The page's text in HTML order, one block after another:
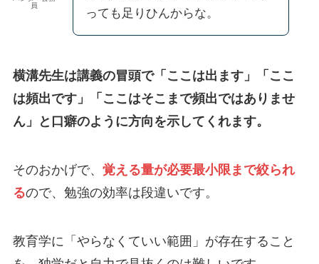
員
っても足りひんからな。
横溝先生は講義の冒頭で「ここは出ます」「ここ
は頻出です」「ここはそこまで頻出ではありませ
ん」と口癖のように方向を示してくれます。
そのおかげで、 覚える量が必要最小限まで絞られ
るので、勉強の効率は段違いです。
教育学に「やらなくていい範囲」が存在すること